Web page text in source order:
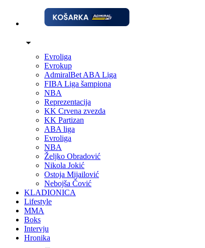
Evroliga
Evrokup
AdmiralBet ABA Liga
FIBA Liga šampiona
NBA
Reprezentacija
KK Crvena zvezda
KK Partizan
ABA liga
Evroliga
NBA
Željko Obradović
Nikola Jokić
Ostoja Mijailović
Nebojša Čović
KLADIONICA
Lifestyle
MMA
Boks
Intervju
Hronika